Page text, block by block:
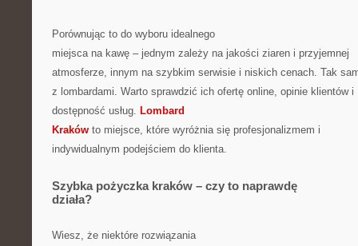
Porównując to do wyboru idealnego
miejsca na kawę – jednym zależy na jakości ziaren i przyjemnej
atmosferze, innym na szybkim serwisie i niskich cenach. Tak
z lombardami. Warto sprawdzić ich ofertę online, opinie klientów i
dostępność usług. Lombard
Kraków to miejsce, które wyróżnia się profesjonalizmem i
indywidualnym podejściem do klienta.
Szybka pożyczka kraków – czy to naprawdę
działa?
Wiesz, że niektóre rozwiązania